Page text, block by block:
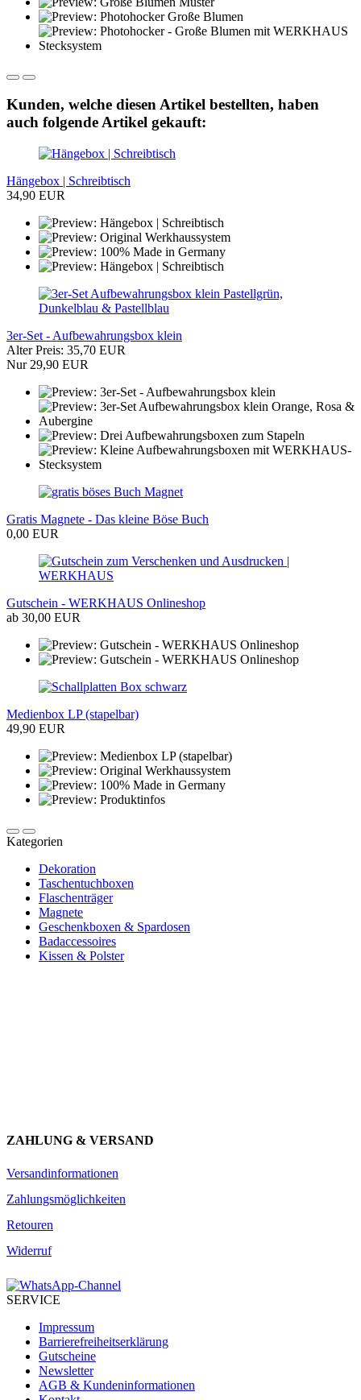
Kunden, welche diesen Artikel bestellten, haben
auch folgende Artikel gekauft:
Hängebox | Schreibtisch
34,90 EUR
3er-Set - Aufbewahrungsbox klein
Alter Preis: 35,70 EUR
Nur 29,90 EUR
Gratis Magnete - Das kleine Böse Buch
0,00 EUR
Gutschein - WERKHAUS Onlineshop
ab 30,00 EUR
Medienbox LP (stapelbar)
49,90 EUR
Kategorien
Dekoration
Taschentuchboxen
Flaschenträger
Magnete
Geschenkboxen & Spardosen
Badaccessoires
Kissen & Polster
ZAHLUNG & VERSAND
Versandinformationen
Zahlungsmöglichkeiten
Retouren
Widerruf
SERVICE
Impressum
Barrierefreiheitserklärung
Gutscheine
Newsletter
AGB & Kundeninformationen